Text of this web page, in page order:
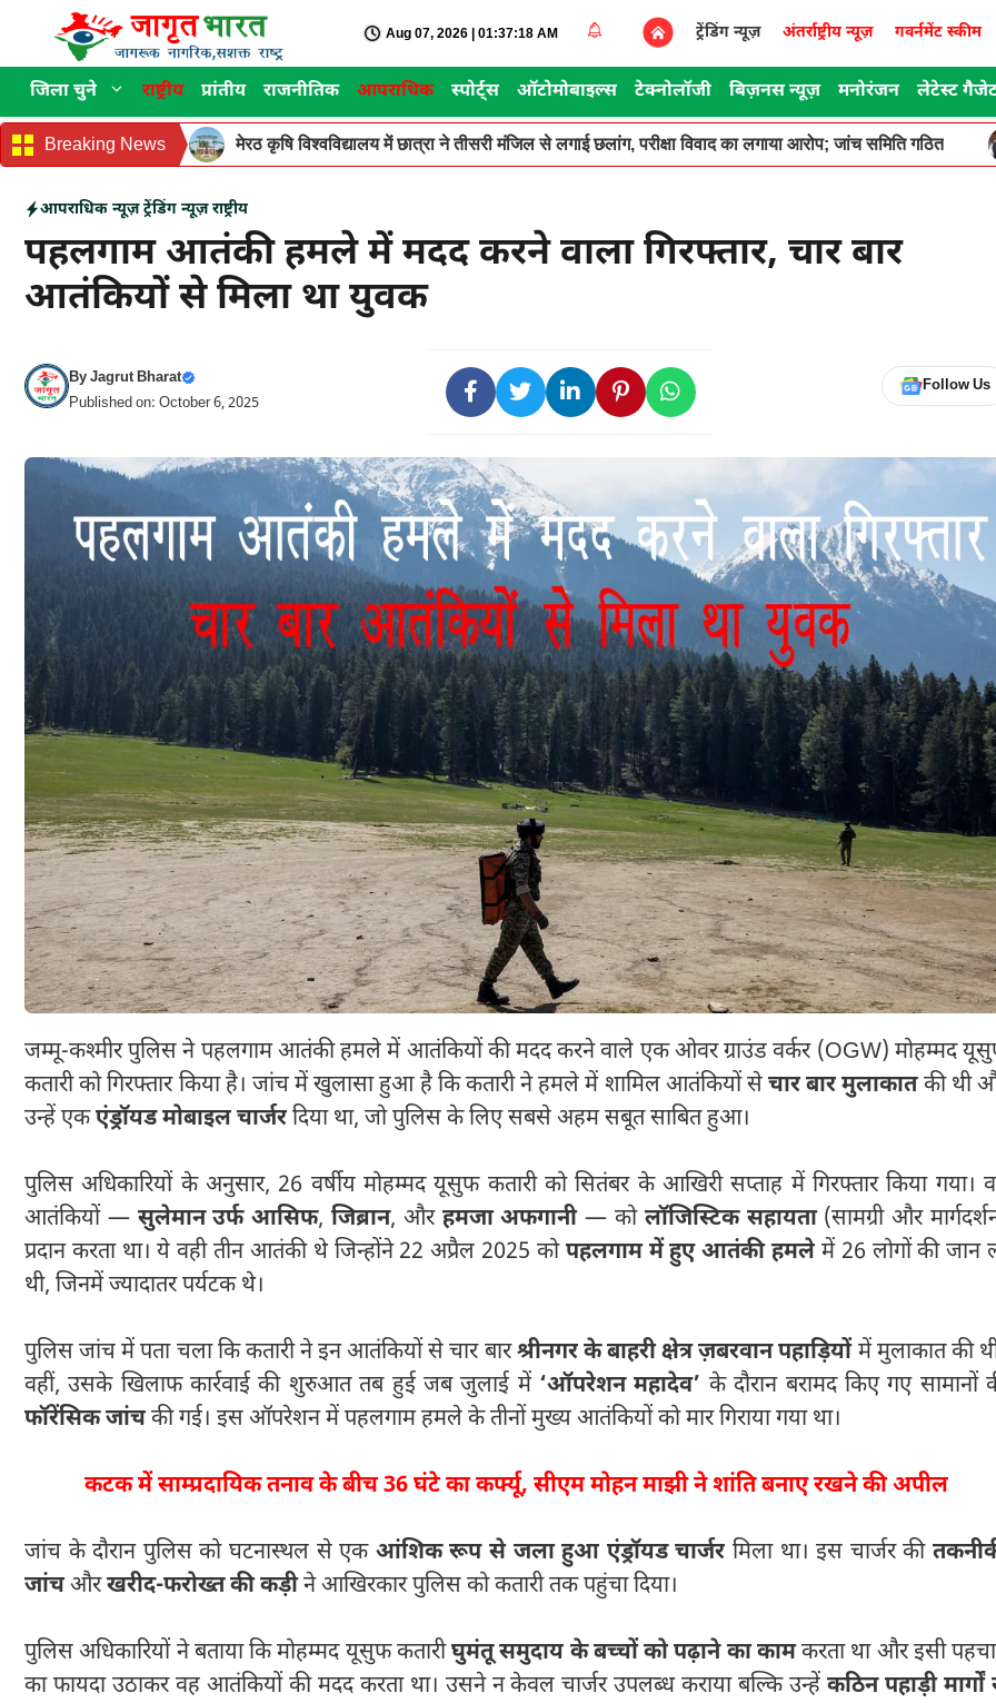
content
Aug 07, 2026 | 01:37:18 AM ट्रेंडिंग न्यूज़ अंतर्राष्ट्रीय न्यूज़ गवर्नमेंट स्कीम
जिला चुने राष्ट्रीय प्रांतीय राजनीतिक आपराधिक स्पोर्ट्स ऑटोमोबाइल्स टेक्नोलॉजी बिज़नस न्यूज़ मनोरंजन लेटेस्ट
Breaking News मेरठ कृषि विश्वविद्यालय में छात्रा ने तीसरी मंजिल से लगाई छलांग, परीक्षा विवाद का लगाया आरोप; जांच समिति गठित
आपराधिक न्यूज़ ट्रेंडिंग न्यूज़ राष्ट्रीय
पहलगाम आतंकी हमले में मदद करने वाला गिरफ्तार, चार बार
आतंकियों से मिला था युवक
ByJagrut Bharat
Published on: October 6, 2025
Follow Us
जम्मू-कश्मीर पुलिस ने पहलगाम आतंकी हमले में आतंकियों की मदद करने वाले एक ओवर ग्राउंड वर्कर (OGW) मोहम्मद
कतारी को गिरफ्तार किया है। जांच में खुलासा हुआ है कि कतारी ने हमले में शामिल आतंकियों सेचार बार मुलाकातकी थी
उन्हें एकएंड्रॉयड मोबाइल चार्जरदिया था, जो पुलिस के लिए सबसे अहम सबूत साबित हुआ।
पुलिस अधिकारियों के अनुसार, 26 वर्षीय मोहम्मद यूसुफ कतारी को सितंबर के आखिरी सप्ताह में गिरफ्तार किया गया।
आतंकियों — सुलेमान उर्फ आसिफ,जिब्रान, और हमजा अफगानी— को लॉजिस्टिक सहायता(सामग्री और
प्रदान करता था। ये वही तीन आतंकी थे जिन्होंने 22 अप्रैल 2025 कोपहलगाम में हुए आतंकी हमले में 26 लोगों की जान
थी, जिनमें ज्यादातर पर्यटक थे।
पुलिस जांच में पता चला कि कतारी ने इन आतंकियों से चार बारश्रीनगर के बाहरी क्षेत्र ज़बरवान पहाड़ियोंमें मुलाकात की
वहीं, उसके खिलाफ कार्रवाई की शुरुआत तब हुई जब जुलाई में ‘ऑपरेशन महादेव’ के दौरान बरामद किए गए सामानों
फॉरेंसिक जांचकी गई। इस ऑपरेशन में पहलगाम हमले के तीनों मुख्य आतंकियों को मार गिराया गया था।
कटक में साम्प्रदायिक तनाव के बीच 36 घंटे का कर्फ्यू, सीएम मोहन माझी ने शांति बनाए रखने की अपील
जांच के दौरान पुलिस को घटनास्थल से एक आंशिक रूप से जला हुआ एंड्रॉयड चार्जर मिला था। इस चार्जर की
जांचऔरखरीद-फरोख्त की कड़ीने आखिरकार पुलिस को कतारी तक पहुंचा दिया।
पुलिस अधिकारियों ने बताया कि मोहम्मद यूसुफ कतारीघुमंतू समुदाय के बच्चों को पढ़ाने का कामकरता था और इसी
का फायदा उठाकर वह आतंकियों की मदद करता था। उसने न केवल चार्जर उपलब्ध कराया बल्कि उन्हेंकठिन पहाड़ी